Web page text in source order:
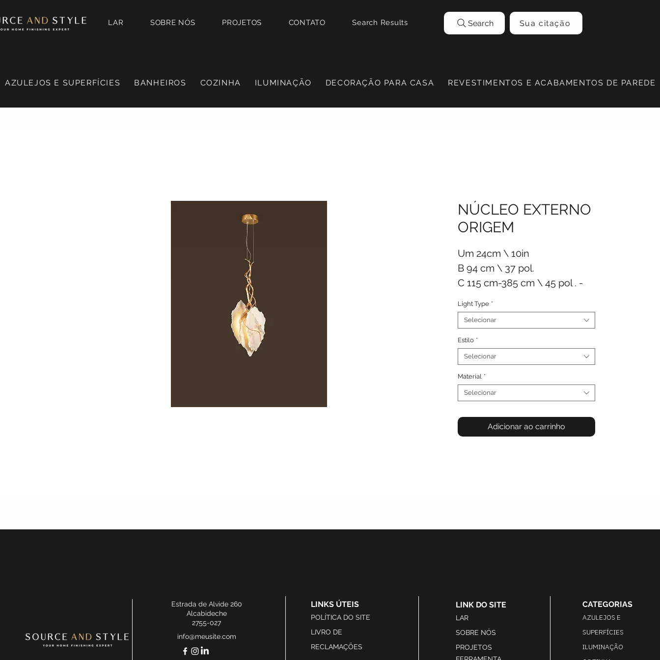
LAR SOBRE NÓS PROJETOS CONTATO Search Results Search Sua citação
AZULEJOS E SUPERFÍCIES BANHEIROS COZINHA ILUMINAÇÃO DECORAÇÃO PARA CASA REVESTIMENTOS E ACABAMENTOS DE PAREDE
NÚCLEO EXTERNO
ORIGEM
Um 24cm \ 10in
B 94 cm \ 37 pol.
C 115 cm-385 cm \ 45 pol. -
D 41 cm \16 pol.
+/- 18Kg \11Lb
Conexão de teto com fio
Light Type *
Selecionar
Estilo *
Selecionar
Material *
Selecionar
Adicionar ao carrinho
Estrada de Alvide 260
Alcabideche
2755-027
info@meusite.com
LINKS ÚTEIS
POLÍTICA DO SITE
LIVRO DE
RECLAMAÇÕES
LINK DO SITE
LAR
SOBRE NÓS
PROJETOS
CATEGORIAS
AZULEJOS E
SUPERFÍCIES
ILUMINAÇÃO